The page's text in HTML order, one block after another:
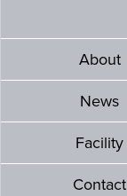
About
News
Facility
Contact